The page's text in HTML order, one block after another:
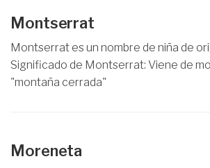
Montserrat
Montserrat es un nombre de niña de
Significado de Montserrat: Viene de
"montaña cerrada"
Moreneta